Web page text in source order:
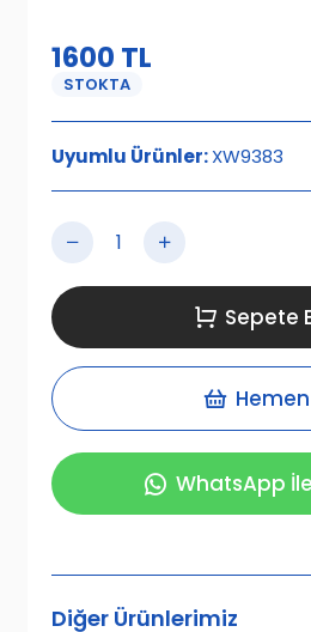
1600 TL
STOKTA
Uyumlu Ürünler:XW9383
Sepete
WhatsApp
Diğer Ürünlerimiz